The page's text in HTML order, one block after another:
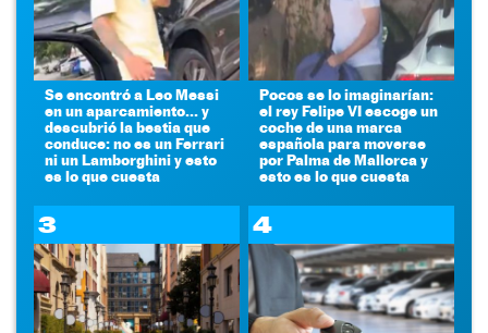
Se encontró a Leo Messi
en un aparcamiento... y
descubrió la bestia que
conduce: no es un Ferrari
ni un Lamborghini y esto
es lo que cuesta
Pocos se lo imaginarían:
el rey Felipe VI escoge un
coche de una marca
española para moverse
por Palma de Mallorca y
esto es lo que cuesta
3 4